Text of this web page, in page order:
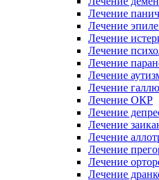
Лечение
Лечение
Лечение
Лечение
Лечение
Лечение
Лечение
Лечение ОКР
Лечение
Лечение
Лечение
Лечение
Лечение
Лечение